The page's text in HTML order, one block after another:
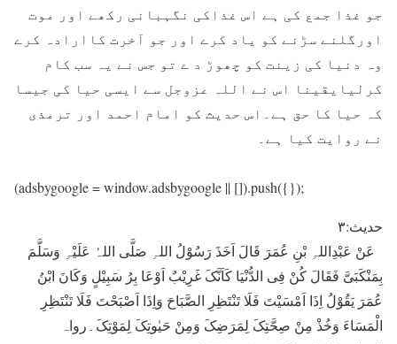
جو غذا جمع کی ہے اس غذاکی نگہبانی رکھے اور موت
اورگلنے سڑنے کو یاد کرے اور جو آخرت کاارادہ کرے
وہ دنیا کی زینت کو چھوڑ د ے تو جس نے یہ سب کام
کرلیایقینا اس نے اللہ عزوجل سے ایسی حیا کی جیسا
کہ حیا کا حق ہے۔اس حدیث کو امام احمد اور ترمذی
نے روایت کیا ہے۔
(adsbygoogle = window.adsbygoogle || []).push({});
حدیث:۳
عَنْ عَبْدِاللہِ بْنِ عُمَرَ قَالَ اَخَذَ رَسُوْلُ اللہِ صَلَّی اللہُ عَلَیْہِ وَسَلَّمَ
بِمَنْکَبَیَّ فَقَالَ کُنْ فِی الدُّنْیَا کَاَنَّکَ غَرِیْبٌ اَوْعَا بِرُ سَبِیْلٍ وَکَانَ ابْنُ
عُمَرَ یَقُوْلُ اِذَا اَمْسَیْتَ فَلَا تَنْتَظِرِ الصَّبَاحَ وَاِذَا اَصْبَحْتَ فَلَا تَنْتَظِرِ
الْمَسَاءَ وَخُذْ مِنْ صِحَّتِکَ لِمَرَضِکَ وَمِنْ حَیٰوتِکَ لِمَوْتِکَ۔رواہ